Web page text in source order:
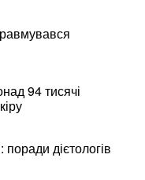
94 тисячі
дієтологів